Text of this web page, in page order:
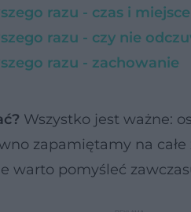
razu - czas i miejsce
razu - czy nie
razu - zachowanie
Wszystko jest ważne:
zapamiętamy na całe
warto pomyśleć